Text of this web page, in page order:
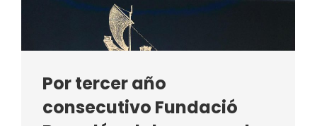
Por tercer año
consecutivo Fundació